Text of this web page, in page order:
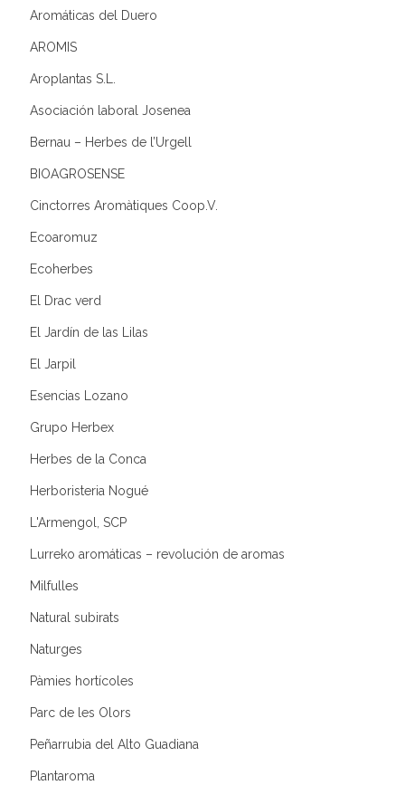
Aromáticas del Duero
AROMIS
Aroplantas S.L.
Asociación laboral Josenea
Bernau – Herbes de l’Urgell
BIOAGROSENSE
Cinctorres Aromàtiques Coop.V.
Ecoaromuz
Ecoherbes
El Drac verd
El Jardín de las Lilas
El Jarpil
Esencias Lozano
Grupo Herbex
Herbes de la Conca
Herboristeria Nogué
L'Armengol, SCP
Lurreko aromáticas – revolución de aromas
Milfulles
Natural subirats
Naturges
Pàmies hortícoles
Parc de les Olors
Peñarrubia del Alto Guadiana
Plantaroma